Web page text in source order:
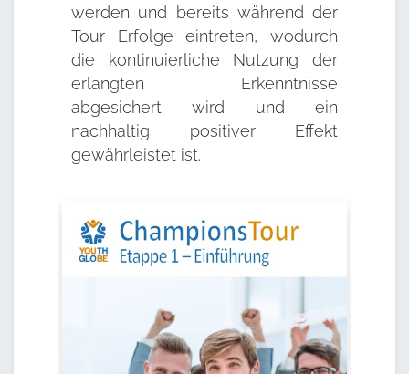
werden und bereits während der
Tour Erfolge eintreten, wodurch
die kontinuierliche Nutzung der
erlangten Erkenntnisse
abgesichert wird und ein
nachhaltig positiver Effekt
gewährleistet ist.